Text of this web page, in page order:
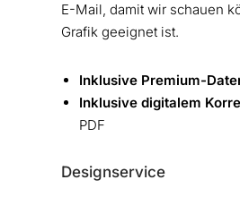
E-Mail, damit wir schauen
Grafik geeignet ist.
Inklusive Premium-
Inklusive digitalem
PDF
Designservice